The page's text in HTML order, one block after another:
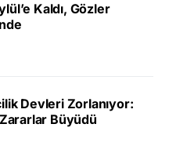
Kaldı, Gözler
Devleri Zorlanıyor:
Büyüdü